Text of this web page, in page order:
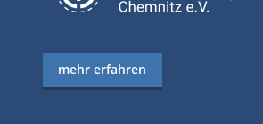
mehr erfahren